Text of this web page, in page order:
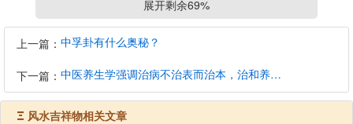
展开剩余69%
上一篇： 中孚卦有什么奥秘？
下一篇： 中医养生学强调治病不治表而治本，治和养兼顾是有必要的
Ξ 风水吉祥物相关文章